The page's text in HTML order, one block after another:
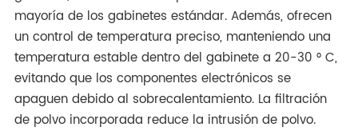
mayoría de los gabinetes estándar. Además, ofrecen
un control de temperatura preciso, manteniendo una
temperatura estable dentro del gabinete a 20-30 ° C,
evitando que los componentes electrónicos se
apaguen debido al sobrecalentamiento. La filtración
de polvo incorporada reduce la intrusión de polvo.